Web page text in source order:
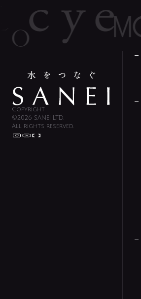
Copyright
©2026 SANEI LTD.
All rights reserved.